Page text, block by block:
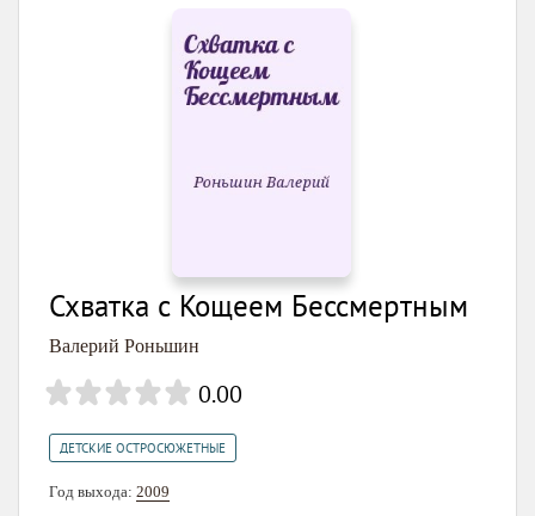
Схватка с Кощеем Бессмертным
Валерий Роньшин
0.00
ДЕТСКИЕ ОСТРОСЮЖЕТНЫЕ
Год выхода: 2009